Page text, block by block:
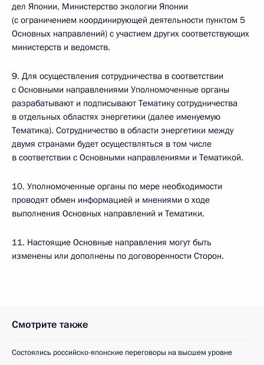
дел Японии, Министерство экологии Японии
(с ограничением координирующей деятельности пунктом 5
Основных направлений) с участием других соответствующих
министерств и ведомств.
9. Для осуществления сотрудничества в соответствии
с Основными направлениями Уполномоченные органы
разрабатывают и подписывают Тематику сотрудничества
в отдельных областях энергетики (далее именуемую
Тематика). Сотрудничество в области энергетики между
двумя странами будет осуществляться в том числе
в соответствии с Основными направлениями и Тематикой.
10. Уполномоченные органы по мере необходимости
проводят обмен информацией и мнениями о ходе
выполнения Основных направлений и Тематики.
11. Настоящие Основные направления могут быть
изменены или дополнены по договоренности Сторон.
Смотрите также
Состоялись российско-японские переговоры на высшем уровне